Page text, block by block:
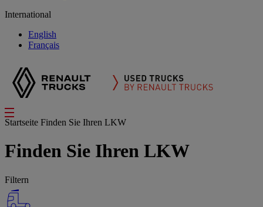
International
English
Français
Startseite Finden Sie Ihren LKW
Finden Sie Ihren LKW
Filtern